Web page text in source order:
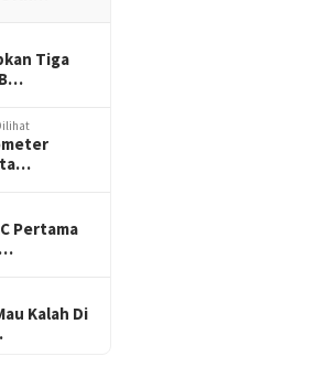
Tiga
Pertama
Kalah Di